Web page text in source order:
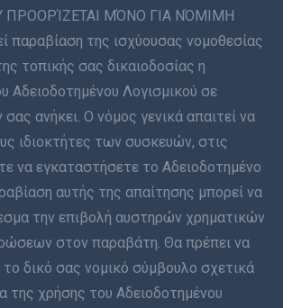
ไทย
ΠΡΟΟΡΊΖΕΤΑΙ ΜΌΝΟ ΓΙΑ ΝΌΜΙΜΗ
παραβίαση της ισχύουσας νομοθεσίας
τοπικής σας δικαιοδοσίας η
Αδειοδοτημένου Λογισμικού σε
ανήκει. Ο νόμος γενικά απαιτεί να
ιδιοκτήτες των συσκευών, στις
να εγκαταστήσετε το Αδειοδοτημένο
αυτής της απαίτησης μπορεί να
την επιβολή αυστηρών χρηματικών
στον παραβάτη. Θα πρέπει να
δικό σας νομικό σύμβουλο σχετικά
της χρήσης του Αδειοδοτημένου